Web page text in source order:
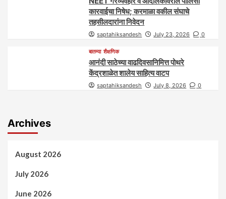
कारवाईचा निषेध; करमाळा वकील संघाचे
तहसीलदारांना निवेदन
saptahiksandesh July 23, 2026 0
बातम्या शैक्षणिक
आनंदी साठेच्या वाढदिवसानिमित्त पोथरे
केंद्रशाळेत शालेय साहित्य वाटप
saptahiksandesh July 8, 2026 0
Archives
August 2026
July 2026
June 2026